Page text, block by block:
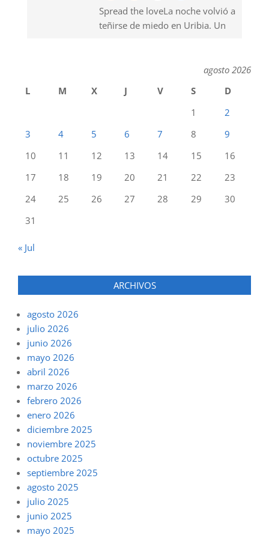
Spread the loveLa noche volvió a
teñirse de miedo en Uribia. Un
agosto 2026
L
M X J V S
D
1
2
3
4 5 6 7 8
9
10
11 12 13 14 15
16
17
18 19 20 21 22
23
24
25 26 27 28 29
30
31
« Jul
ARCHIVOS
agosto 2026
julio 2026
junio 2026
mayo 2026
abril 2026
marzo 2026
febrero 2026
enero 2026
diciembre 2025
noviembre 2025
octubre 2025
septiembre 2025
agosto 2025
julio 2025
junio 2025
mayo 2025